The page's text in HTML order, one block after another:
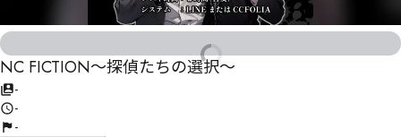
NC FICTION～探偵たちの選択～
-
-
-